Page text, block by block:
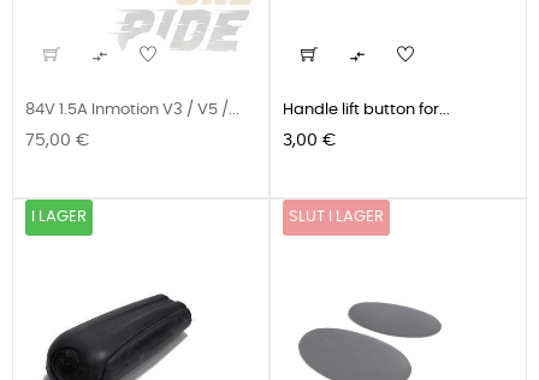

84V 1.5A Inmotion V3 / V5 /...
Pris
75,00 €

Handle lift button for...
Pris
3,00 €
I LAGER SLUT I LAGER